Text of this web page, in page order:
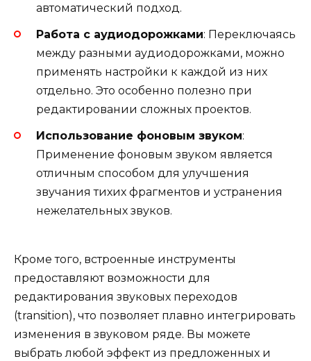
автоматический подход.
Работа с аудиодорожками: Переключаясь
между разными аудиодорожками, можно
применять настройки к каждой из них
отдельно. Это особенно полезно при
редактировании сложных проектов.
Использование фоновым звуком:
Применение фоновым звуком является
отличным способом для улучшения
звучания тихих фрагментов и устранения
нежелательных звуков.
Кроме того, встроенные инструменты
предоставляют возможности для
редактирования звуковых переходов
(transition), что позволяет плавно интегрировать
изменения в звуковом ряде. Вы можете
выбрать любой эффект из предложенных и